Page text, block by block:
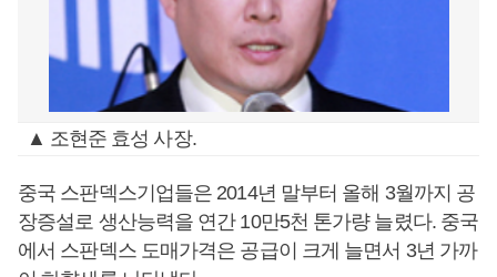
▲ 조현준 효성 사장.
중국 스판덱스기업들은 2014년 말부터 올해 3월까지 공
장증설로 생산능력을 연간 10만5천 톤가량 늘렸다. 중국
에서 스판덱스 도매가격은 공급이 크게 늘면서 3년 가까